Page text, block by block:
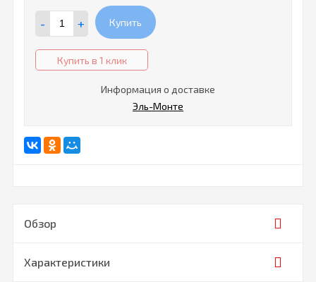
- + Купить
Купить в 1 клик
Информация о доставке
Эль-Монте
Обзор
Характеристики